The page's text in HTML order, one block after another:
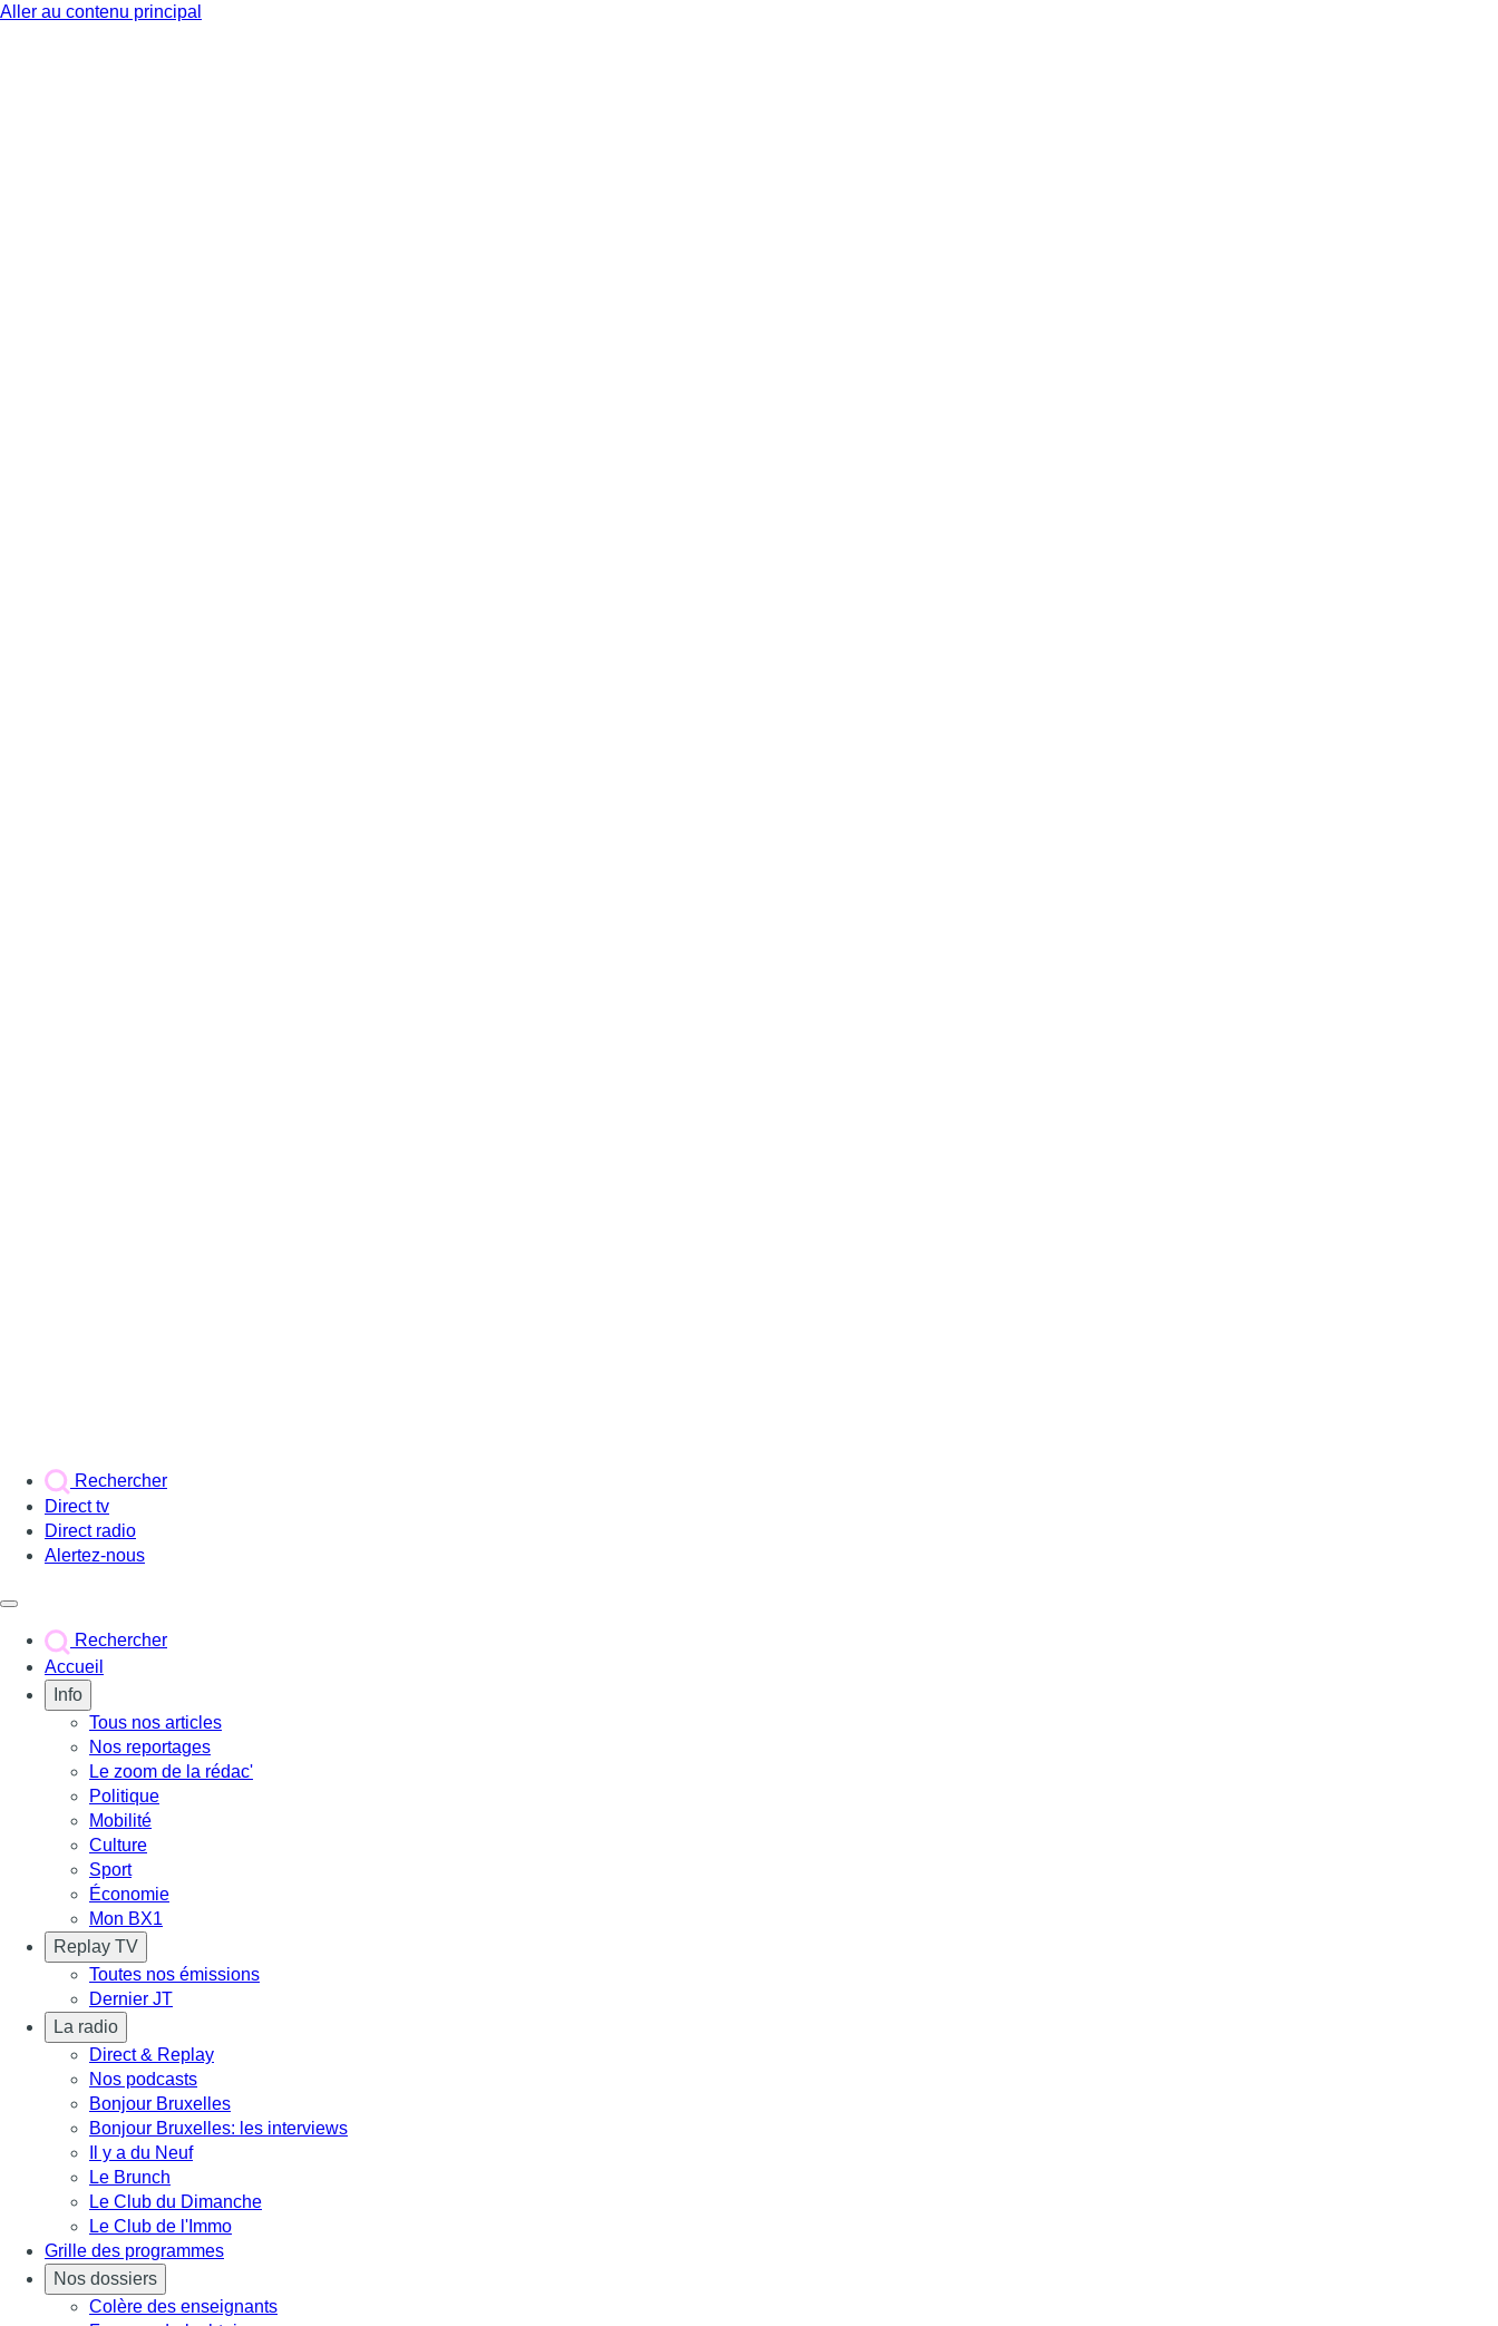
Aller au contenu principal
Rechercher
Direct tv
Direct radio
Alertez-nous
Rechercher
Accueil
Info
Tous nos articles
Nos reportages
Le zoom de la rédac'
Politique
Mobilité
Culture
Sport
Économie
Mon BX1
Replay TV
Toutes nos émissions
Dernier JT
La radio
Direct & Replay
Nos podcasts
Bonjour Bruxelles
Bonjour Bruxelles: les interviews
Il y a du Neuf
Le Brunch
Le Club du Dimanche
Le Club de l'Immo
Grille des programmes
Nos dossiers
Colère des enseignants